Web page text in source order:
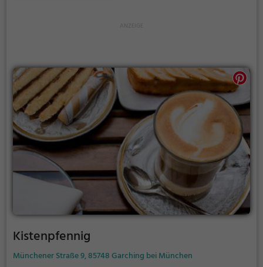
um den Tag zu versüßen.
Kistenpfennig
Münchener Straße 9, 85748 Garching bei München